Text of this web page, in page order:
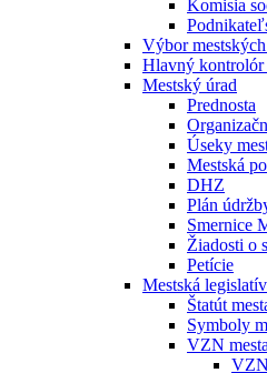
Komisia
Výbor
Hlavný kontrolór
Mestský úrad
Prednosta
Úseky
Mestská
DHZ
Plán
Smernice
Žiadosti o
Petície
Mestská
Štatút
Symboly
VZN mesta